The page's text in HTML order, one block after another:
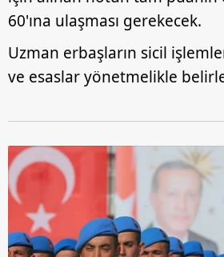
60'ına ulaşması gerekecek.
Uzman erbaşların sicil
ve esaslar yönetmelikle